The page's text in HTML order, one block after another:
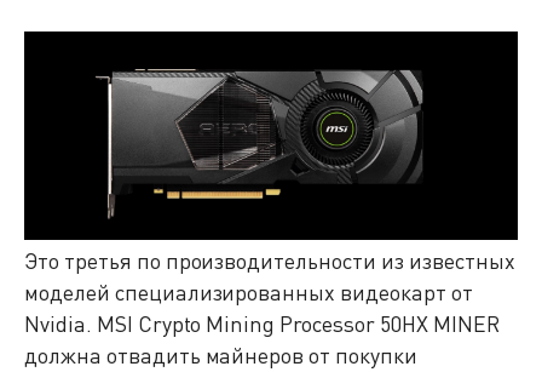
Это третья по производительности из известных
моделей специализированных видеокарт от
Nvidia. MSI Crypto Mining Processor 50HX MINER
должна отвадить майнеров от покупки